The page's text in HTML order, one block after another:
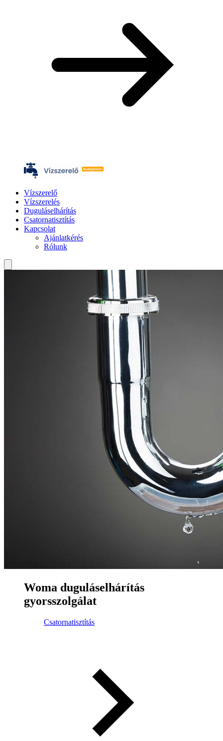
Vízszerelő
Vízszerelés
Duguláselhárítás
Csatornatisztítás
Kapcsolat
Ajánlatkérés
Rólunk
Woma duguláselhárítás
gyorsszolgálat
Csatornatisztítás